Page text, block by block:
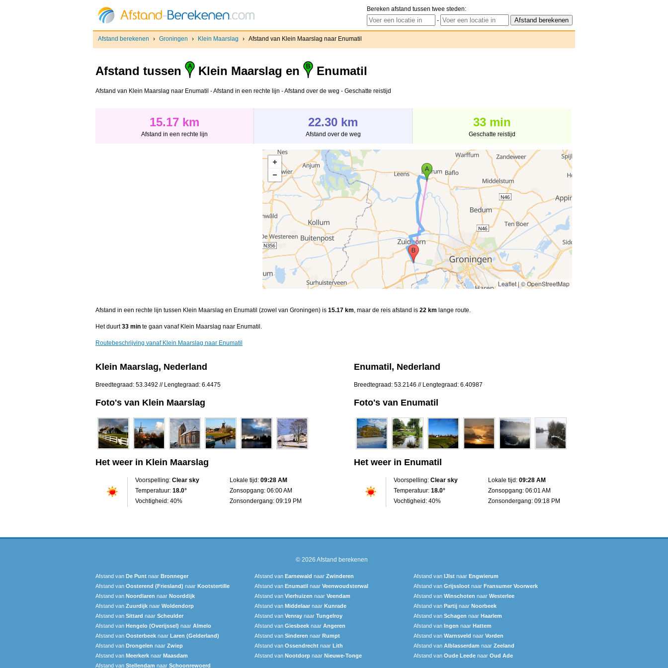
Bereken afstand tussen twee steden:
-
Afstand berekenen › Groningen › Klein Maarslag › Afstand van Klein Maarslag naar Enumatil
Afstand tussen Klein Maarslag en Enumatil
Afstand van Klein Maarslag naar Enumatil - Afstand in een rechte lijn - Afstand over de weg - Geschatte reistijd
15.17 km
Afstand in een rechte lijn
22.30 km
Afstand over de weg
33 min
Geschatte reistijd
Leaflet|© OpenStreetMap
Afstand in een rechte lijn tussen Klein Maarslag en Enumatil (zowel van Groningen) is 15.17 km, maar de reis afstand is 22 km lange route.
Het duurt33 min te gaan vanaf Klein Maarslag naar Enumatil.
Routebeschrijving vanaf Klein Maarslag naar Enumatil
Klein Maarslag, Nederland
Breedtegraad: 53.3492 // Lengtegraad: 6.4475
Foto's van Klein Maarslag
Het weer in Klein Maarslag
Voorspelling: Clear sky
Temperatuur: 18.0°
Vochtigheid: 40%
Lokale tijd: 09:28 AM
Zonsopgang: 06:00 AM
Zonsondergang: 09:19 PM
Enumatil, Nederland
Breedtegraad: 53.2146 // Lengtegraad: 6.40987
Foto's van Enumatil
Het weer in Enumatil
Voorspelling: Clear sky
Temperatuur: 18.0°
Vochtigheid: 40%
Lokale tijd: 09:28 AM
Zonsopgang: 06:01 AM
Zonsondergang: 09:18 PM
© 2026 Afstand berekenen
Afstand van De Punt naar Bronneger Afstand van Earnewald naar Zwinderen Afstand van IJlst naar Engwierum
Afstand van Oosterend (Friesland) naar Kootstertille Afstand van Enumatil naar Veenwoudsterwal Afstand van Grijssloot naar Fransumer Voorwerk
Afstand van Noordlaren naar Noorddijk Afstand van Vierhuizen naar Veendam Afstand van Winschoten naar Westerlee
Afstand van Zuurdijk naar Woldendorp Afstand van Middelaar naar Kunrade Afstand van Partij naar Noorbeek
Afstand van Sittard naar Scheulder Afstand van Venray naar Tungelroy Afstand van Schagen naar Haarlem
Afstand van Hengelo (Overijssel) naar Almelo Afstand van Giesbeek naar Angeren Afstand van Ingen naar Hattem
Afstand van Oosterbeek naar Laren (Gelderland) Afstand van Sinderen naar Rumpt Afstand van Warnsveld naar Vorden
Afstand van Drongelen naar Zwiep Afstand van Ossendrecht naar Lith Afstand van Alblasserdam naar Zeeland
Afstand van Meerkerk naar Maasdam Afstand van Nootdorp naar Nieuwe-Tonge Afstand van Oude Leede naar Oud Ade
Afstand van Stellendam naar Schoonrewoerd